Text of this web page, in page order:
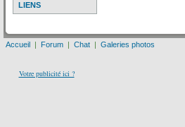
LIENS
Accueil | Forum | Chat | Galeries photos
Votre publicité ici ?